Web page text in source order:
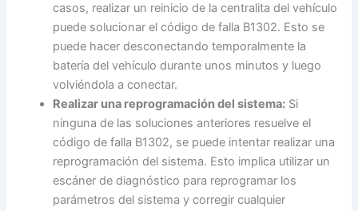
casos, realizar un reinicio de la centralita del vehículo
puede solucionar el código de falla B1302. Esto se
puede hacer desconectando temporalmente la
batería del vehículo durante unos minutos y luego
volviéndola a conectar.
Realizar una reprogramación del sistema: Si
ninguna de las soluciones anteriores resuelve el
código de falla B1302, se puede intentar realizar una
reprogramación del sistema. Esto implica utilizar un
escáner de diagnóstico para reprogramar los
parámetros del sistema y corregir cualquier